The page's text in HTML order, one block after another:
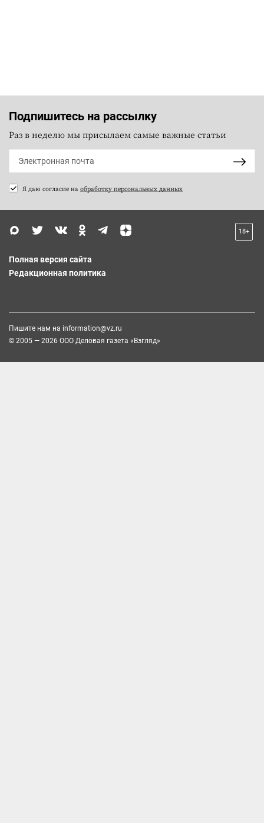
Подпишитесь на рассылку
Раз в неделю мы присылаем самые важные статьи
Я даю согласие на обработку персональных данных
18+
Полная версия сайта
Редакционная политика
Пишите нам на information@vz.ru
© 2005 — 2026 ООО Деловая газета «Взгляд»